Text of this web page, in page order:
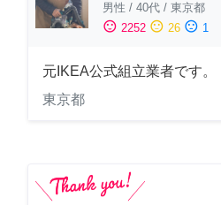
男性 / 40代 / 東京都
sentiment_satisfied 2252 sentiment_neutral 26 sentiment_dissatisfied 1
元IKEA公式組立業者です。
東京都